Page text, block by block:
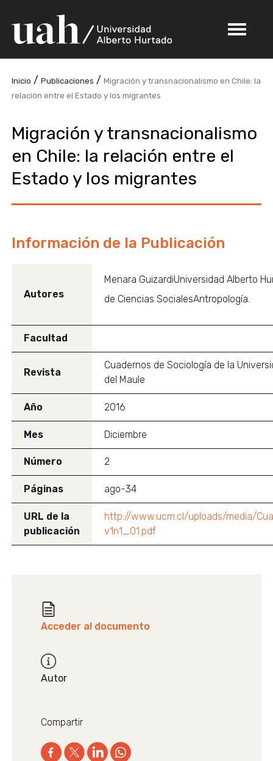
Inicio /Publicaciones /Migración y transnacionalismo en Chile: la
relación entre el Estado y los migrantes
Migración y transnacionalismo
en Chile: la relación entre el
Estado y los migrantes
Información de la Publicación
Autores
Menara GuizardiUniversidad Alberto
de Ciencias SocialesAntropología.
Facultad
Revista
Cuadernos de Sociología de la
del Maule
Año 2016
Mes Diciembre
Número 2
Páginas ago-34
URL de la
publicación
http://www.ucm.cl/uploads/media/
v1n1_01.pdf
Acceder al documento
Autor
Compartir